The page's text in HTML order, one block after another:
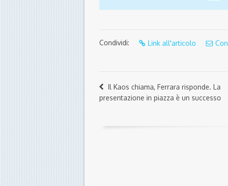
Condividi: Link all'articolo
Il Kaos chiama, Ferrara risponde. La
presentazione in piazza è un successo